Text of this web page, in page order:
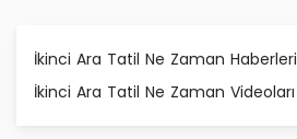
İkinci Ara Tatil Ne Zaman Haberleri
İkinci Ara Tatil Ne Zaman Videoları